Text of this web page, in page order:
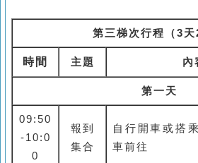
第三梯次行程（3天
時間 主題 內
第一天
09:50
-10:0
0
報到
集合
自行開車或搭
車前往